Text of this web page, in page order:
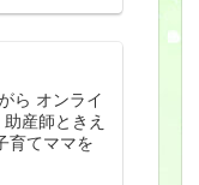
ら オンライ
産師ときえ
育てママを